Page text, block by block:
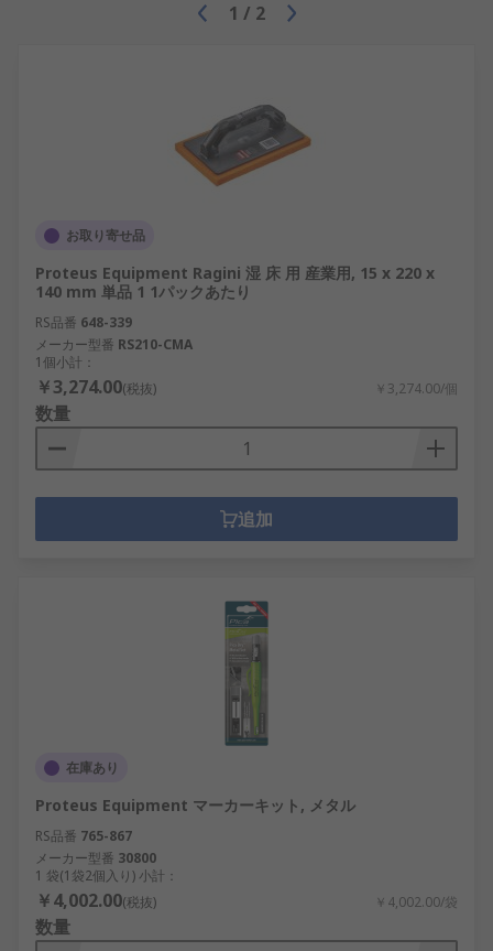
1 / 2
お取り寄せ品
Proteus Equipment Ragini 湿 床 用 産業用, 15 x 220 x
140 mm 単品 1 1パックあたり
RS品番 648-339
メーカー型番 RS210-CMA
1個小計：
￥3,274.00(税抜) ￥3,274.00/個
数量
追加
在庫あり
Proteus Equipment マーカーキット, メタル
RS品番 765-867
メーカー型番 30800
1 袋(1袋2個入り) 小計：
￥4,002.00(税抜) ￥4,002.00/袋
数量